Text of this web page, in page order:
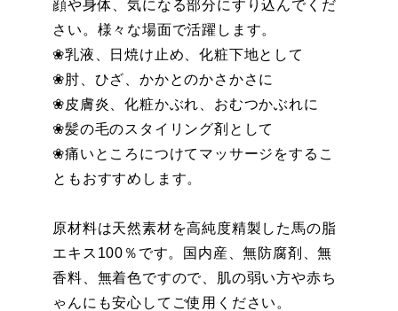
顔や身体、気になる部分にすり込んでくだ
さい。様々な場面で活躍します。
❀乳液、日焼け止め、化粧下地として
❀肘、ひざ、かかとのかさかさに
❀皮膚炎、化粧かぶれ、おむつかぶれに
❀髪の毛のスタイリング剤として
❀痛いところにつけてマッサージをするこ
ともおすすめします。
原材料は天然素材を高純度精製した馬の脂
エキス100％です。国内産、無防腐剤、無
香料、無着色ですので、肌の弱い方や赤ち
ゃんにも安心してご使用ください。